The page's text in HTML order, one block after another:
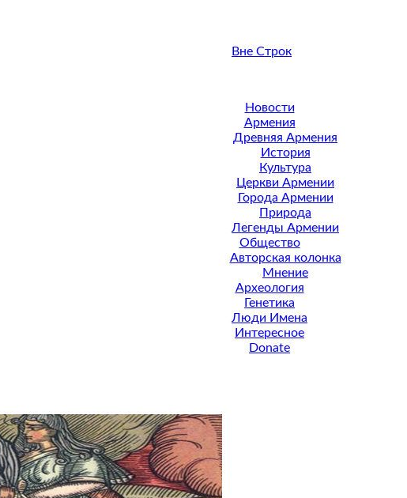
Вне Строк
Новости
Армения
Древняя Армения
История
Культура
Церкви Армении
Города Армении
Природа
Легенды Армении
Общество
Авторская колонка
Мнение
Археология
Генетика
Люди Имена
Интересное
Donate